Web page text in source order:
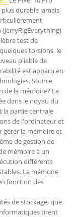
durable jamais
test de
torsions, le
pliable de
est apparu en
Source
de la mémoire? La
dans le noyau du
la partie centrale
de l'ordinateur et
gérer la mémoire et
de gestion de
mémoire à un
différents
La mémoire
fonction des
de stockage, que
tirent